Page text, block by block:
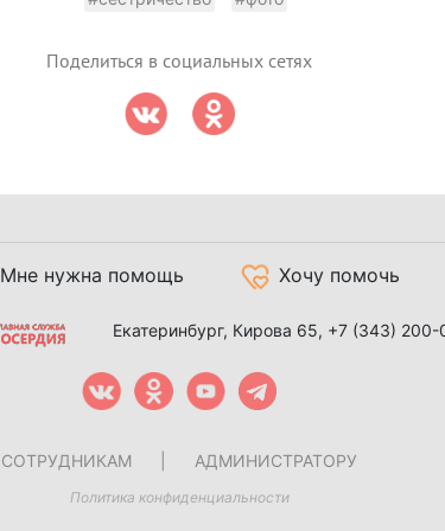
Поделиться в социальных сетях
Мне нужна помощь Хочу помочь
Екатеринбург, Кирова 65, +7 (343) 200-
СОТРУДНИКАМ АДМИНИСТРАТОРУ
Политика конфиденциальности